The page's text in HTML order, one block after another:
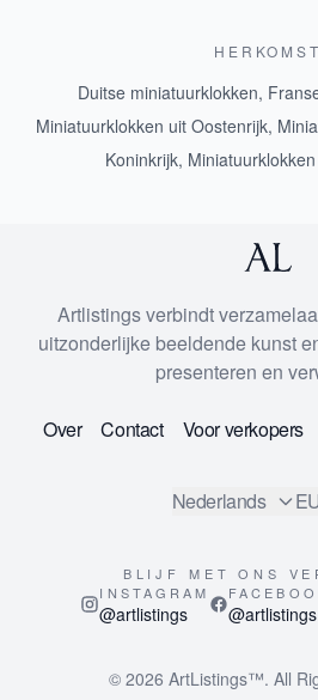
HERKOMST
Duitse miniatuurklokken,
Miniatuurklokken uit Oostenrijk,
Koninkrijk,
Artlistings verbindt
uitzonderlijke beeldende kunst
presenteren en
Over Contact Voor verkopers
Nederlands
BLIJF MET ONS
INSTAGRAM
@artlistings @artlistings
© 2026 ArtListings™. All